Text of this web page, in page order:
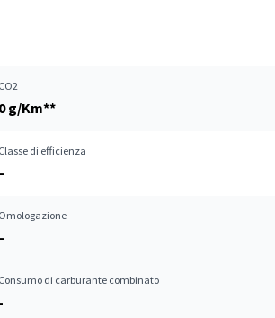
CO2
0 g/Km**
Classe di efficienza
–
Omologazione
–
Consumo di carburante combinato
-